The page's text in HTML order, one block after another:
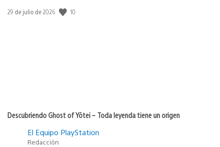
Fecha
29 de julio de 2026 10
Descubriendo Ghost of Yōtei – Toda leyenda tiene un origen
El Equipo PlayStation
Redacción